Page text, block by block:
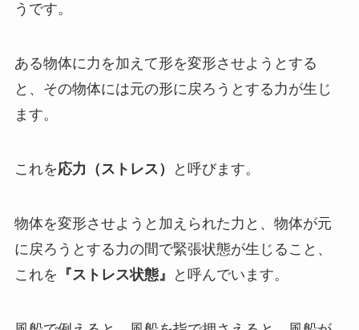
うです。
ある物体に力を加えて形を変形させようとする
と、その物体には元の形に戻ろうとする力が生じ
ます。
これを応力（ストレス） と呼びます。
物体を変形させようと加えられた力と、物体が元
に戻ろうとする力の間で緊張状態が生じること、
これを 『ストレス状態』 と呼んでいます。